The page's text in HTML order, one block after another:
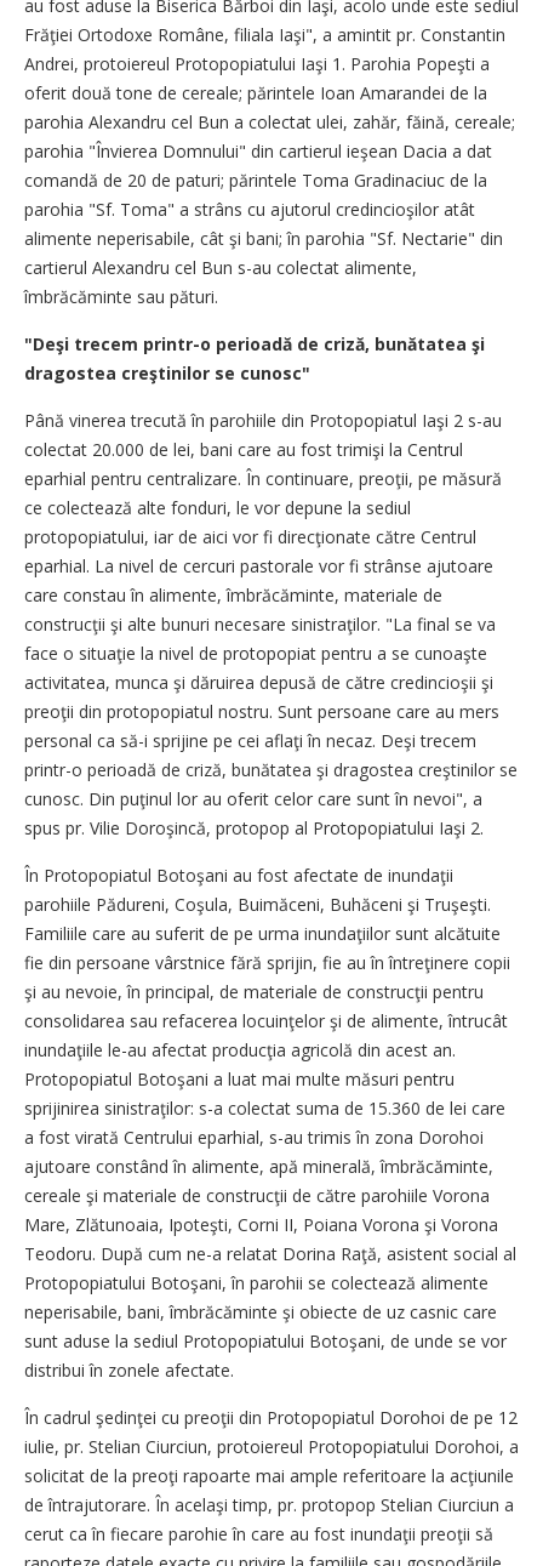
au fost aduse la Biserica Bărboi din Iaşi, acolo unde este sediul
Frăţiei Ortodoxe Române, filiala Iaşi", a amintit pr. Constantin
Andrei, protoiereul Protopopiatului Iaşi 1. Parohia Popeşti a
oferit două tone de cereale; părintele Ioan Amarandei de la
parohia Alexandru cel Bun a colectat ulei, zahăr, făină, cereale;
parohia "Învierea Domnului" din cartierul ieşean Dacia a dat
comandă de 20 de paturi; părintele Toma Gradinaciuc de la
parohia "Sf. Toma" a strâns cu ajutorul credincioşilor atât
alimente neperisabile, cât şi bani; în parohia "Sf. Nectarie" din
cartierul Alexandru cel Bun s-au colectat alimente,
îmbrăcăminte sau pături.
"Deşi trecem printr-o perioadă de criză, bunătatea şi
dragostea creştinilor se cunosc"
Până vinerea trecută în parohiile din Protopopiatul Iaşi 2 s-au
colectat 20.000 de lei, bani care au fost trimişi la Centrul
eparhial pentru centralizare. În continuare, preoţii, pe măsură
ce colectează alte fonduri, le vor depune la sediul
protopopiatului, iar de aici vor fi direcţionate către Centrul
eparhial. La nivel de cercuri pastorale vor fi strânse ajutoare
care constau în alimente, îmbrăcăminte, materiale de
construcţii şi alte bunuri necesare sinistraţilor. "La final se va
face o situaţie la nivel de protopopiat pentru a se cunoaşte
activitatea, munca şi dăruirea depusă de către credincioşii şi
preoţii din protopopiatul nostru. Sunt persoane care au mers
personal ca să-i sprijine pe cei aflaţi în necaz. Deşi trecem
printr-o perioadă de criză, bunătatea şi dragostea creştinilor se
cunosc. Din puţinul lor au oferit celor care sunt în nevoi", a
spus pr. Vilie Doroşincă, protopop al Protopopiatului Iaşi 2.
În Protopopiatul Botoşani au fost afectate de inundaţii
parohiile Pădureni, Coşula, Buimăceni, Buhăceni şi Truşeşti.
Familiile care au suferit de pe urma inundaţiilor sunt alcătuite
fie din persoane vârstnice fără sprijin, fie au în întreţinere copii
şi au nevoie, în principal, de materiale de construcţii pentru
consolidarea sau refacerea locuinţelor şi de alimente, întrucât
inundaţiile le-au afectat producţia agricolă din acest an.
Protopopiatul Botoşani a luat mai multe măsuri pentru
sprijinirea sinistraţilor: s-a colectat suma de 15.360 de lei care
a fost virată Centrului eparhial, s-au trimis în zona Dorohoi
ajutoare constând în alimente, apă minerală, îmbrăcăminte,
cereale şi materiale de construcţii de către parohiile Vorona
Mare, Zlătunoaia, Ipoteşti, Corni II, Poiana Vorona şi Vorona
Teodoru. După cum ne-a relatat Dorina Raţă, asistent social al
Protopopiatului Botoşani, în parohii se colectează alimente
neperisabile, bani, îmbrăcăminte şi obiecte de uz casnic care
sunt aduse la sediul Protopopiatului Botoşani, de unde se vor
distribui în zonele afectate.
În cadrul şedinţei cu preoţii din Protopopiatul Dorohoi de pe 12
iulie, pr. Stelian Ciurciun, protoiereul Protopopiatului Dorohoi, a
solicitat de la preoţi rapoarte mai ample referitoare la acţiunile
de întrajutorare. În acelaşi timp, pr. protopop Stelian Ciurciun a
cerut ca în fiecare parohie în care au fost inundaţii preoţii să